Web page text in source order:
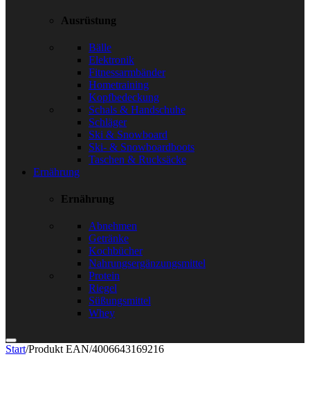
Ausrüstung
Bälle
Elektronik
Fitnessarmbänder
Hometraining
Kopfbedeckung
Schals & Handschuhe
Schläger
Ski & Snowboard
Ski- & Snowboardboots
Taschen & Rucksäcke
Ernährung
Ernährung
Abnehmen
Getränke
Kochbücher
Nahrungsergänzungsmittel
Protein
Riegel
Süßungsmittel
Whey
Start/Produkt EAN/4006643169216